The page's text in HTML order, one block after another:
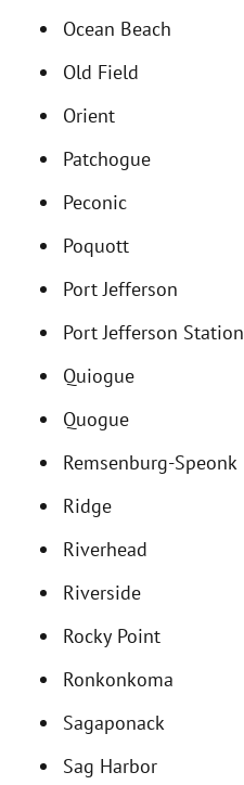
Ocean Beach
Old Field
Orient
Patchogue
Peconic
Poquott
Port Jefferson
Port Jefferson Station
Quiogue
Quogue
Remsenburg-Speonk
Ridge
Riverhead
Riverside
Rocky Point
Ronkonkoma
Sagaponack
Sag Harbor